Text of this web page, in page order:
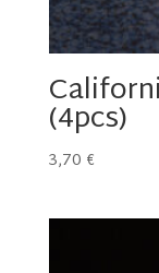
(4pcs)
3,70 €